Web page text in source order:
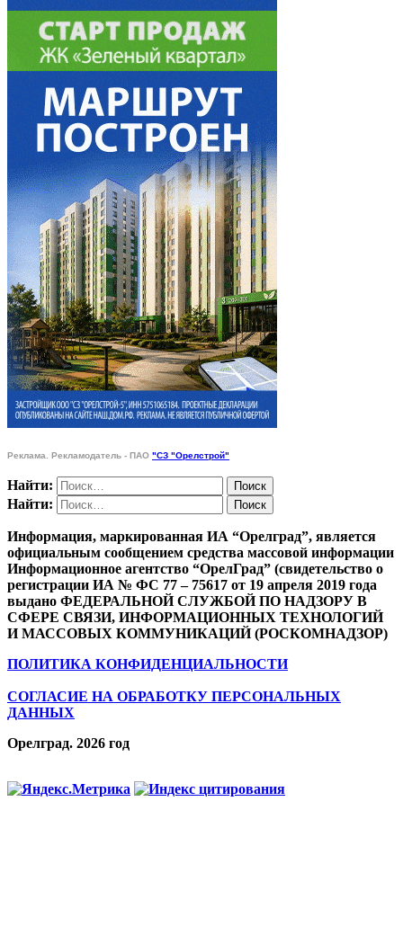
Реклама. Рекламодатель - ПАО "СЗ "Орелстрой"
Найти:
Найти:
Информация, маркированная ИА “Орелград”, является
официальным сообщением средства массовой информации
Информационное агентство “ОрелГрад” (свидетельство о
регистрации ИА № ФС 77 – 75617 от 19 апреля 2019 года
выдано ФЕДЕРАЛЬНОЙ СЛУЖБОЙ ПО НАДЗОРУ В
СФЕРЕ СВЯЗИ, ИНФОРМАЦИОННЫХ ТЕХНОЛОГИЙ
И МАССОВЫХ КОММУНИКАЦИЙ (РОСКОМНАДЗОР)
ПОЛИТИКА КОНФИДЕНЦИАЛЬНОСТИ
СОГЛАСИЕ НА ОБРАБОТКУ ПЕРСОНАЛЬНЫХ
ДАННЫХ
Орелград. 2026 год